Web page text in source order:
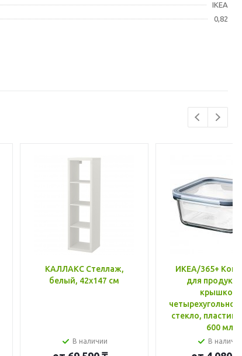
IKEA
0,82
КАЛЛАКС Стеллаж,
белый, 42x147 см
В наличии
ИКЕА/365+
для
крышкой,
стекло, пластик
600 мл
В